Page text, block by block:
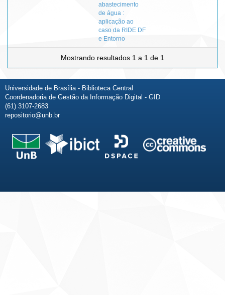
abastecimento
de água :
aplicação ao
caso da RIDE DF
e Entorno
Mostrando resultados 1 a 1 de 1
Universidade de Brasília - Biblioteca Central
Coordenadoria de Gestão da Informação Digital - GID
(61) 3107-2683
repositorio@unb.br